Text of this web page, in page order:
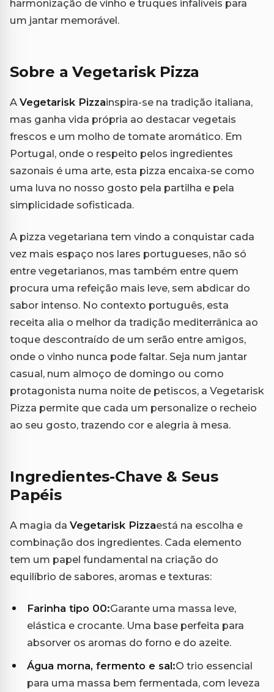
harmonização de vinho e truques infalíveis para
um jantar memorável.
Sobre a Vegetarisk Pizza
A Vegetarisk Pizzainspira-se na tradição italiana,
mas ganha vida própria ao destacar vegetais
frescos e um molho de tomate aromático. Em
Portugal, onde o respeito pelos ingredientes
sazonais é uma arte, esta pizza encaixa-se como
uma luva no nosso gosto pela partilha e pela
simplicidade sofisticada.
A pizza vegetariana tem vindo a conquistar cada
vez mais espaço nos lares portugueses, não só
entre vegetarianos, mas também entre quem
procura uma refeição mais leve, sem abdicar do
sabor intenso. No contexto português, esta
receita alia o melhor da tradição mediterrânica ao
toque descontraído de um serão entre amigos,
onde o vinho nunca pode faltar. Seja num jantar
casual, num almoço de domingo ou como
protagonista numa noite de petiscos, a Vegetarisk
Pizza permite que cada um personalize o recheio
ao seu gosto, trazendo cor e alegria à mesa.
Ingredientes-Chave & Seus
Papéis
A magia da Vegetarisk Pizzaestá na escolha e
combinação dos ingredientes. Cada elemento
tem um papel fundamental na criação do
equilíbrio de sabores, aromas e texturas:
Farinha tipo 00:Garante uma massa leve,
elástica e crocante. Uma base perfeita para
absorver os aromas do forno e do azeite.
Água morna, fermento e sal:O trio essencial
para uma massa bem fermentada, com leveza